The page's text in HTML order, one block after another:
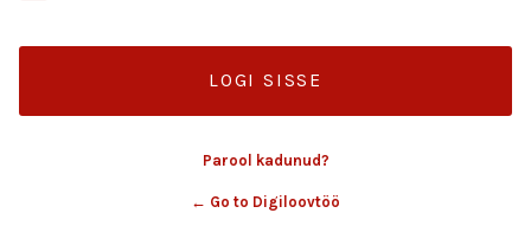
Parool kadunud?
← Go to Digiloovtöö